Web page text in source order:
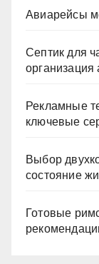
Авиарейсы
Септик для
организация
Рекламные
ключевые
Выбор
состояние
Готовые